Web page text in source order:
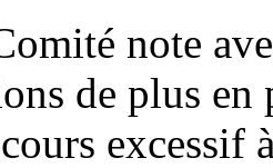
note
de plus en
excessif